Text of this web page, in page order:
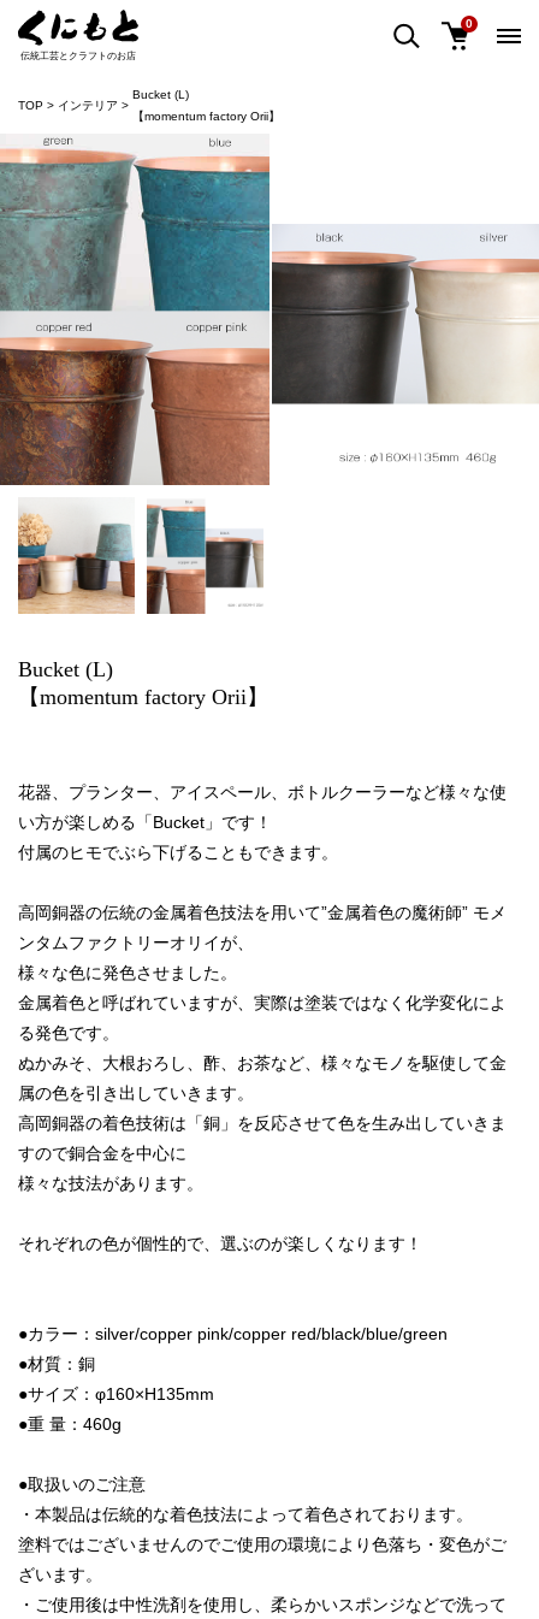
伝統工芸とクラフトのお店
0
TOP インテリア
Bucket (L)
【momentum factory Orii】
Bucket (L)
【momentum factory Orii】
花器、プランター、アイスペール、ボトルクーラーなど様々な使
い方が楽しめる「Bucket」です！
付属のヒモでぶら下げることもできます。
高岡銅器の伝統の金属着色技法を用いて”金属着色の魔術師” モメ
ンタムファクトリーオリイが、
様々な色に発色させました。
金属着色と呼ばれていますが、実際は塗装ではなく化学変化によ
る発色です。
ぬかみそ、大根おろし、酢、お茶など、様々なモノを駆使して金
属の色を引き出していきます。
高岡銅器の着色技術は「銅」を反応させて色を生み出していきま
すので銅合金を中心に
様々な技法があります。
それぞれの色が個性的で、選ぶのが楽しくなります！
●カラー：silver/copper pink/copper red/black/blue/green
●材質：銅
●サイズ：φ160×H135mm
●重 量：460g
●取扱いのご注意
・本製品は伝統的な着色技法によって着色されております。
塗料ではございませんのでご使用の環境により色落ち・変色がご
ざいます。
・ご使用後は中性洗剤を使用し、柔らかいスポンジなどで洗って